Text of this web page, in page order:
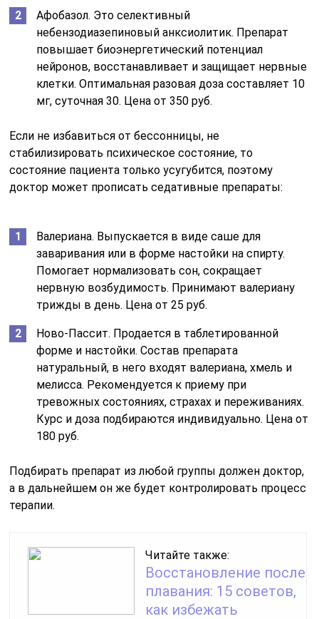
Афобазол. Это селективный
небензодиазепиновый анксиолитик. Препарат
повышает биоэнергетический потенциал
нейронов, восстанавливает и защищает нервные
клетки. Оптимальная разовая доза составляет 10
мг, суточная 30. Цена от 350 руб.
Если не избавиться от бессонницы, не
стабилизировать психическое состояние, то
состояние пациента только усугубится, поэтому
доктор может прописать седативные препараты:
Валериана. Выпускается в виде саше для
заваривания или в форме настойки на спирту.
Помогает нормализовать сон, сокращает
нервную возбудимость. Принимают валериану
трижды в день. Цена от 25 руб.
Ново-Пассит. Продается в таблетированной
форме и настойки. Состав препарата
натуральный, в него входят валериана, хмель и
мелисса. Рекомендуется к приему при
тревожных состояниях, страхах и переживаниях.
Курс и доза подбираются индивидуально. Цена от
180 руб.
Подбирать препарат из любой группы должен доктор,
а в дальнейшем он же будет контролировать процесс
терапии.
Читайте также:
Восстановление после
плавания: 15 советов,
как избежать